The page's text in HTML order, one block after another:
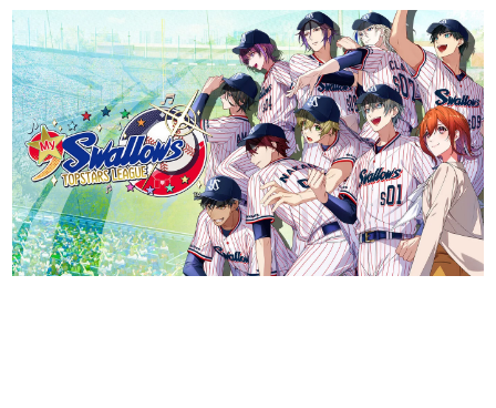
画です。
日本モバイルゲーム産業史
日本のモバイルゲーム史における主要なトピック・タイト
ルを網羅するほか、開発者へのインタビューや識者による
解説を掲載。約20年の歴史が一望できる決定版！
若ゲのいたり〜ゲームクリエイターの青春〜
『うつヌケ』『ペンと箸』等で知られるマンガ家・田中圭
一先生によるゲーム業界レポートマンガです。
なんでゲームは面白い？
ゲーム開発者・hamatsu氏がゲームの魅力を画面や操作の
具体的な形から解き明かしていく、硬派で骨太な評論連載